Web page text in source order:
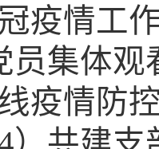
疫情工
员集体
疫情防